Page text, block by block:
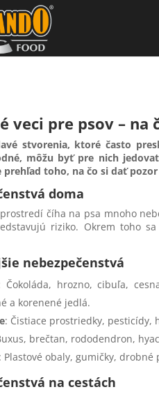
veci pre psov – na
stvorenia, ktoré často
môžu byť pre nich
prehľad toho, na čo si dať
doma
číha na psa mnoho
riziko. Okrem toho
nebezpečenstvá
Čokoláda, hrozno, cibuľa,
a korenené jedlá.
: Čistiace prostriedky, pesticídy,
brečtan, rododendron,
: Plastové obaly, gumičky,
na cestách